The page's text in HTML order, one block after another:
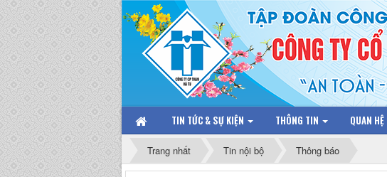
TIN TỨC & SỰ KIỆN THÔNG TIN QUAN HỆ
Trang nhất Tin nội bộ Thông báo